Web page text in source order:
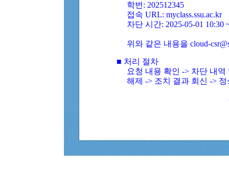
학번: 202512345
접속 URL: myclass.ssu.ac.kr
차단 시간: 2025-05-01 10:30
위와 같은 내용을 cloud-
■ 처리 절차
요청 내용 확인 -> 차단 내
해제 -> 조치 결과 회신 ->